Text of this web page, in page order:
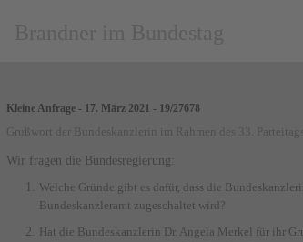
Kleine Anfrage - 17. März 2021 - 19/27678
Grußwort der Bundeskanzlerin im Rahmen des 33. Parteitags
Wir fragen die Bundesregierung:
Welche Gründe gibt es dafür, dass die
Bundeskanzleramt zugeschaltet wird?
Hat die Bundeskanzlerin Dr. Angela Merkel für ihr